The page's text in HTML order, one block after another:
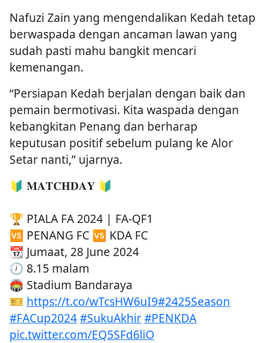
Nafuzi Zain yang mengendalikan Kedah tetap
berwaspada dengan ancaman lawan yang
sudah pasti mahu bangkit mencari
kemenangan.
“Persiapan Kedah berjalan dengan baik dan
pemain bermotivasi. Kita waspada dengan
kebangkitan Penang dan berharap
keputusan positif sebelum pulang ke Alor
Setar nanti,” ujarnya.
🔰 𝐌𝐀𝐓𝐂𝐇𝐃𝐀𝐘 🔰
🏆 PIALA FA 2024 | FA-QF1
🆚 PENANG FC 🆚 KDA FC
📆 Jumaat, 28 June 2024
🕖 8.15 malam
🏟️ Stadium Bandaraya
🎫 https://t.co/wTcsHW6uI9#2425Season
#FACup2024#SukuAkhir#PENKDA
pic.twitter.com/EQ5SFd6liO